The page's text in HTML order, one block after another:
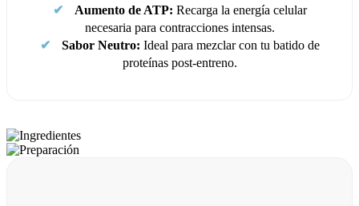
✔
Aumento de ATP: Recarga la energía celular
necesaria para contracciones intensas.
✔
Sabor Neutro: Ideal para mezclar con tu batido de
proteínas post-entreno.